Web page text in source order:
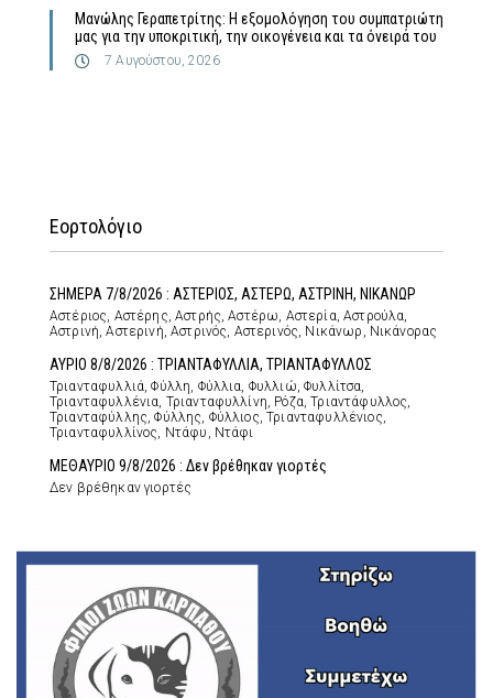
Μανώλης Γεραπετρίτης: Η εξομολόγηση του συμπατριώτη
μας για την υποκριτική, την οικογένεια και τα όνειρά του
7 Αυγούστου, 2026
Εορτολόγιο
ΣΗΜΕΡΑ 7/8/2026 : ΑΣΤΕΡΙΟΣ, ΑΣΤΕΡΩ, ΑΣΤΡΙΝΗ, ΝΙΚΑΝΩΡ
Αστέριος, Αστέρης, Αστρής, Αστέρω, Αστερία, Αστρούλα,
Αστρινή, Αστερινή, Αστρινός, Αστερινός, Νικάνωρ, Νικάνορας
ΑΥΡΙΟ 8/8/2026 : ΤΡΙΑΝΤΑΦΥΛΛΙΑ, ΤΡΙΑΝΤΑΦΥΛΛΟΣ
Τριανταφυλλιά, Φύλλη, Φύλλια, Φυλλιώ, Φυλλίτσα,
Τριανταφυλλένια, Τριανταφυλλίνη, Ρόζα, Τριαντάφυλλος,
Τριανταφύλλης, Φύλλης, Φύλλιος, Τριανταφυλλένιος,
Τριανταφυλλίνος, Ντάφυ, Ντάφι
ΜΕΘΑΥΡΙΟ 9/8/2026 : Δεν βρέθηκαν γιορτές
Δεν βρέθηκαν γιορτές